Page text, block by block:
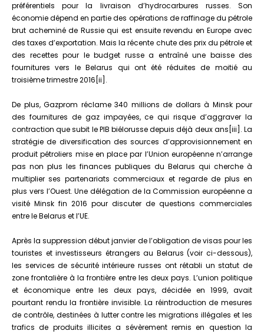
préférentiels pour la livraison d’hydrocarbures russes. Son
économie dépend en partie des opérations de raffinage du pétrole
brut acheminé de Russie qui est ensuite revendu en Europe avec
des taxes d’exportation. Mais la récente chute des prix du pétrole et
des recettes pour le budget russe a entraîné une baisse des
fournitures vers le Belarus qui ont été réduites de moitié au
troisième trimestre 2016[ii].
De plus, Gazprom réclame 340 millions de dollars à Minsk pour
des fournitures de gaz impayées, ce qui risque d’aggraver la
contraction que subit le PIB biélorusse depuis déjà deux ans[iii]. La
stratégie de diversification des sources d’approvisionnement en
produit pétroliers mise en place par l’Union européenne n’arrange
pas non plus les finances publiques du Belarus qui cherche à
multiplier ses partenariats commerciaux et regarde de plus en
plus vers l’Ouest. Une délégation de la Commission européenne a
visité Minsk fin 2016 pour discuter de questions commerciales
entre le Belarus et l’UE.
Après la suppression début janvier de l’obligation de visas pour les
touristes et investisseurs étrangers au Belarus (voir ci-dessous),
les services de sécurité intérieure russes ont rétabli un statut de
zone frontalière à la frontière entre les deux pays. L’union politique
et économique entre les deux pays, décidée en 1999, avait
pourtant rendu la frontière invisible. La réintroduction de mesures
de contrôle, destinées à lutter contre les migrations illégales et les
trafics de produits illicites a sévèrement remis en question la